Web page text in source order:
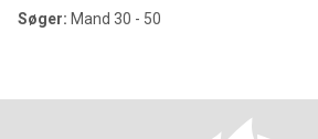
Søger: Mand 30 - 50